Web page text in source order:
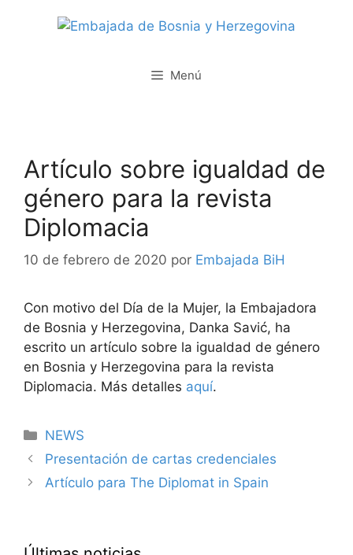
Menú
Artículo sobre igualdad de
género para la revista
Diplomacia
10 de febrero de 2020 por Embajada BiH
Con motivo del Día de la Mujer, la Embajadora
de Bosnia y Herzegovina, Danka Savić, ha
escrito un artículo sobre la igualdad de género
en Bosnia y Herzegovina para la revista
Diplomacia. Más detalles aquí.
Categorías
NEWS
Presentación de cartas credenciales
Artículo para The Diplomat in Spain